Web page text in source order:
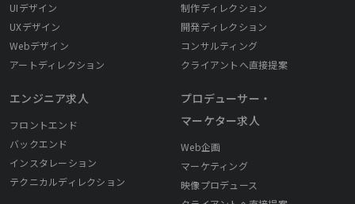
UIデザイン
UXデザイン
Webデザイン
アートディレクション
エンジニア求人
フロントエンド
バックエンド
インスタレーション
テクニカルディレクション
制作ディレクション
開発ディレクション
コンサルティング
クライアントへ直接提案
プロデューサー・
マーケター求人
Web企画
マーケティング
映像プロデュース